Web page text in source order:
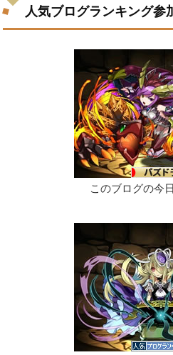
人気ブログランキング参
このブログの今